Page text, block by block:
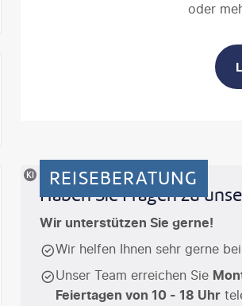
oder
KI-generiertes MotivREISEBERATUNG
Haben Sie Fragen zu
Wir unterstützen Sie gerne!
Wir helfen Ihnen sehr gerne
Unser Team erreichen Sie
Feiertagen von 10 - 18 Uhr